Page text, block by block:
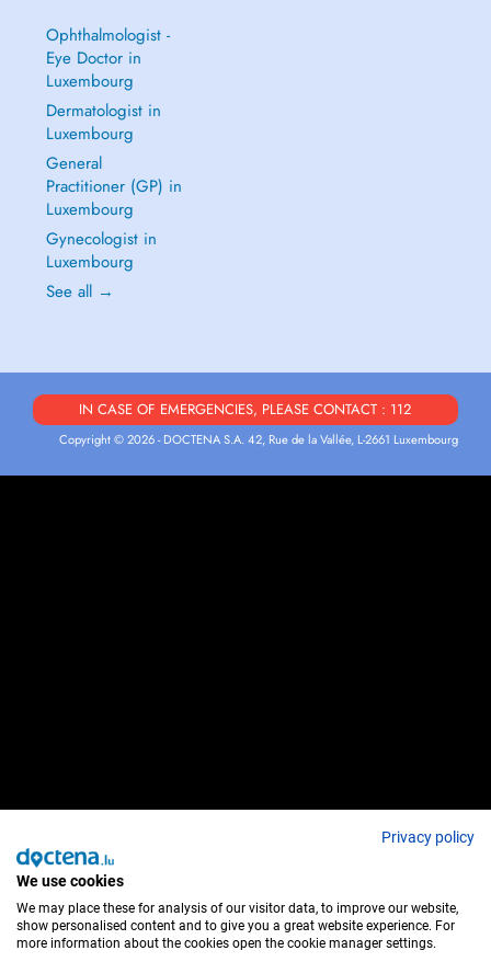
Ophthalmologist -
Eye Doctor in
Luxembourg
Dermatologist in
Luxembourg
General
Practitioner (GP) in
Luxembourg
Gynecologist in
Luxembourg
See all →
IN CASE OF EMERGENCIES, PLEASE CONTACT : 112
Copyright © 2026 - DOCTENA S.A. 42, Rue de la Vallée, L-2661 Luxembourg
Privacy policy
We use cookies
We may place these for analysis of our visitor data, to improve our website,
show personalised content and to give you a great website experience. For
more information about the cookies open the cookie manager settings.